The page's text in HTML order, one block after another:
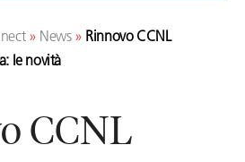
» News» Rinnovo CCNL
le novità
CCNL